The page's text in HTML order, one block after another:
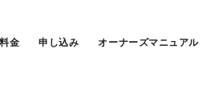
料金 申し込み オーナーズマニュアル